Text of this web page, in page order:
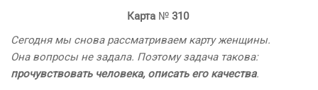
Карта№ 310
Сегодня мы снова рассматриваем карту женщины.
Она вопросы не задала. Поэтому задача такова:
прочувствовать человека, описать его качества.